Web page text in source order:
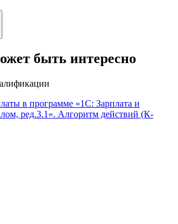
быть интересно
в программе «1С: Зарплата и
ред.3.1». Алгоритм действий (К-